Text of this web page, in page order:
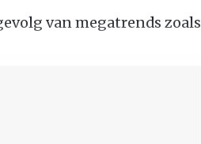
van megatrends zoals